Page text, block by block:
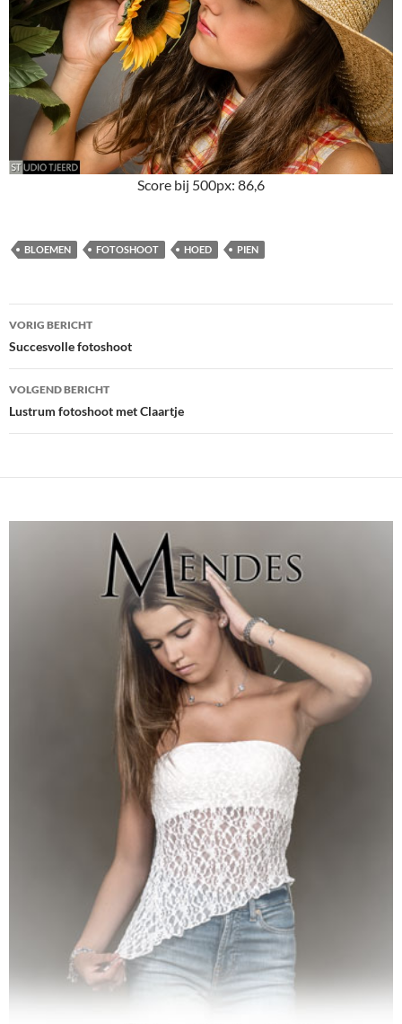
Score bij 500px: 86,6
BLOEMEN FOTOSHOOT HOED PIEN
Bericht
navigatie
VORIG BERICHT
Succesvolle fotoshoot
VOLGEND BERICHT
Lustrum fotoshoot met Claartje